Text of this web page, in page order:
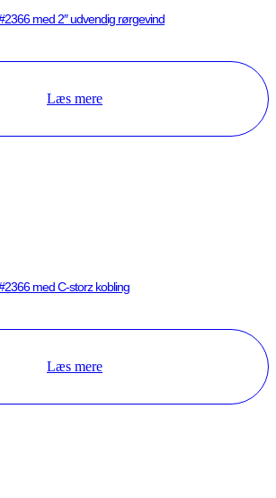
med 2″ udvendig rørgevind
Læs mere
med C-storz kobling
Læs mere